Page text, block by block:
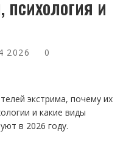
и
2026
0
экстрима, почему их
и какие виды
в 2026 году.